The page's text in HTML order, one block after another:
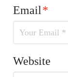
Email*
Website